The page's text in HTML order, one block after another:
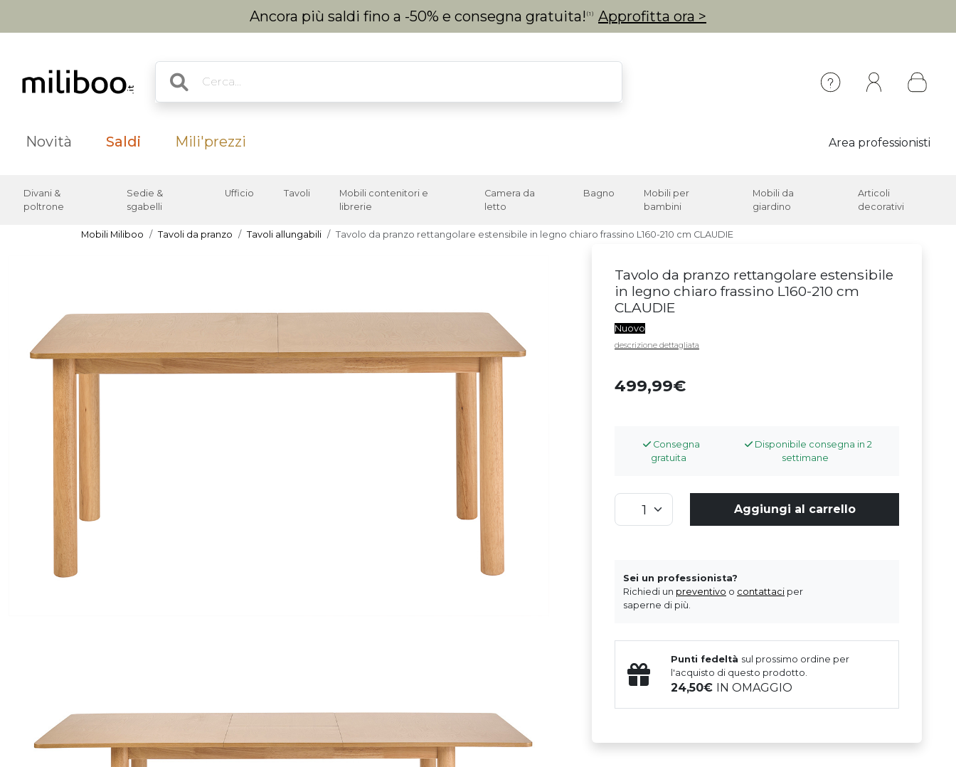
Ancora più saldi fino a -50% e consegna gratuita! (1) Approfitta ora >
Novità Saldi Mili'prezzi Area professionisti
Divani &
poltrone
Sedie &
sgabelli
Ufficio Tavoli
Mobili contenitori e
librerie
Camera da
letto
Bagno
Mobili per
bambini
Mobili da
giardino
Articoli
decorativi
Mobili Miliboo Tavoli da pranzo Tavoli allungabili Tavolo da pranzo rettangolare estensibile in legno chiaro frassino L160-210 cm CLAUDIE
Tavolo da pranzo rettangolare estensibile
in legno chiaro frassino L160-210 cm
CLAUDIE
Nuovo
descrizione dettagliata
499,99
Consegna
gratuita
Disponibile consegna in 2
settimane
Aggiungi al carrello
Sei un professionista?
Richiedi un preventivo o contattaci per
saperne di più.
Punti fedeltà sul prossimo ordine per
l'acquisto di questo prodotto.
24,50 IN OMAGGIO